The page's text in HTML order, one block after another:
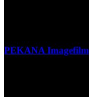
PEKANA Imagefilm